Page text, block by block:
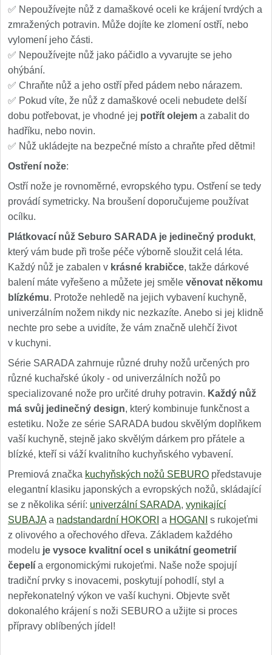
✅ Nepoužívejte nůž z damaškové oceli ke krájení tvrdých a
zmražených potravin. Může dojíte ke zlomení ostří, nebo
vylomení jeho části.
✅ Nepoužívejte nůž jako páčidlo a vyvarujte se jeho
ohýbání.
✅ Chraňte nůž a jeho ostří před pádem nebo nárazem.
✅ Pokud víte, že nůž z damaškové oceli nebudete delší
dobu potřebovat, je vhodné jej potřít olejem a zabalit do
hadříku, nebo novin.
✅ Nůž ukládejte na bezpečné místo a chraňte před dětmi!
Ostření nože:
Ostří nože je rovnoměrné, evropského typu. Ostření se tedy
provádí symetricky. Na broušení doporučujeme používat
ocílku.
Plátkovací nůž Seburo SARADA je jedinečný produkt,
který vám bude při troše péče výborně sloužit celá léta.
Každý nůž je zabalen v krásné krabičce, takže dárkové
balení máte vyřešeno a můžete jej směle věnovat někomu
blízkému. Protože nehledě na jejich vybavení kuchyně,
univerzálním nožem nikdy nic nezkazíte. Anebo si jej klidně
nechte pro sebe a uvidíte, že vám značně ulehčí život
v kuchyni.
Série SARADA zahrnuje různé druhy nožů určených pro
různé kuchařské úkoly - od univerzálních nožů po
specializované nože pro určité druhy potravin. Každý nůž
má svůj jedinečný design, který kombinuje funkčnost a
estetiku. Nože ze série SARADA budou skvělým doplňkem
vaší kuchyně, stejně jako skvělým dárkem pro přátele a
blízké, kteří si váží kvalitního kuchyňského vybavení.
Premiová značka kuchyňských nožů SEBURO představuje
elegantní klasiku japonských a evropských nožů, skládající
se z několika sérií: univerzální SARADA, vynikající
SUBAJA a nadstandardní HOKORI a HOGANI
s rukojeťmi
z olivového a ořechového dřeva. Základem každého
modelu je vysoce kvalitní ocel s unikátní geometrií
čepelí a ergonomickými rukojeťmi. Naše nože spojují
tradiční prvky s inovacemi, poskytují pohodlí, styl a
nepřekonatelný výkon ve vaší kuchyni. Objevte svět
dokonalého krájení s noži SEBURO a užijte si proces
přípravy oblíbených jídel!